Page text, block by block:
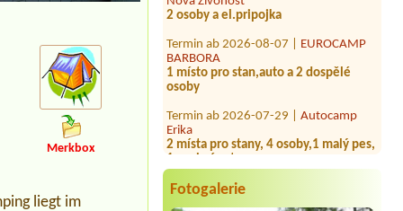
Termin ab 2026-08-07 |
1 místo pro stan,auto a 2 dospělé
osoby
Termin ab 2026-07-29 |
2 místa pro stany, 4 osoby,1 malý pes,
1 osobní auto
4L chatka+povlečení,
Fotogalerie
kuchyňka
Merkbox
liegt im